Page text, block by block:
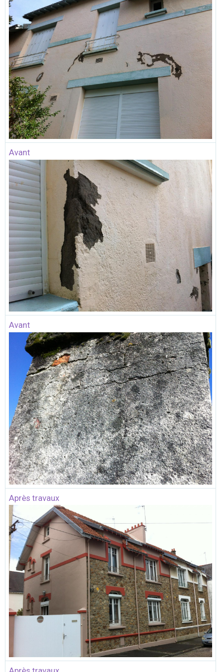
Avant
Avant
Après travaux